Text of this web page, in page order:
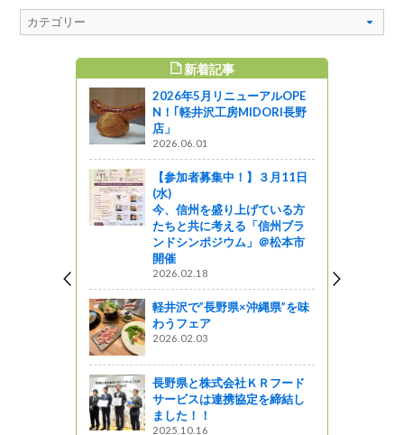
新着記事
2026年5月リニューアルOPE
N！｢軽井沢工房MIDORI長野
店」
2026.06.01
【参加者募集中！】３月11日
(水)
今、信州を盛り上げている方
たちと共に考える「信州ブラ
ンドシンポジウム」＠松本市
開催
2026.02.18
軽井沢で”長野県×沖縄県”を味
わうフェア
2026.02.03
長野県と株式会社ＫＲフード
サービスは連携協定を締結し
ました！！
2025.10.16